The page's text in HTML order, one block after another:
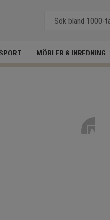
SPORT MÖBLER & INREDNING